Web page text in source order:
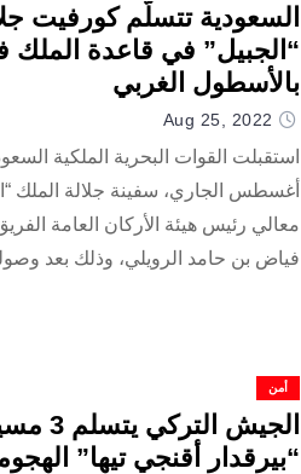
السعودية تتسلّم كورفيت
“الجبيل” في قاعدة الملك
بالأسطول الغربي
Aug 25, 2022
أغسطس الجاري، سفينة جلالة الملك
معالي رئيس هيئة الأركان العامة
فياض بن حامد الرويلي، وذلك بعد
أمن
الجيش
“بيرقدار أقنجي تيها”